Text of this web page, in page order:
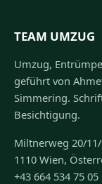
TEAM UMZUG
Umzug,
geführt von
Simmering.
Besichtigung.
Miltnerweg 20/
1110 Wien,
+43 664 534 75 05